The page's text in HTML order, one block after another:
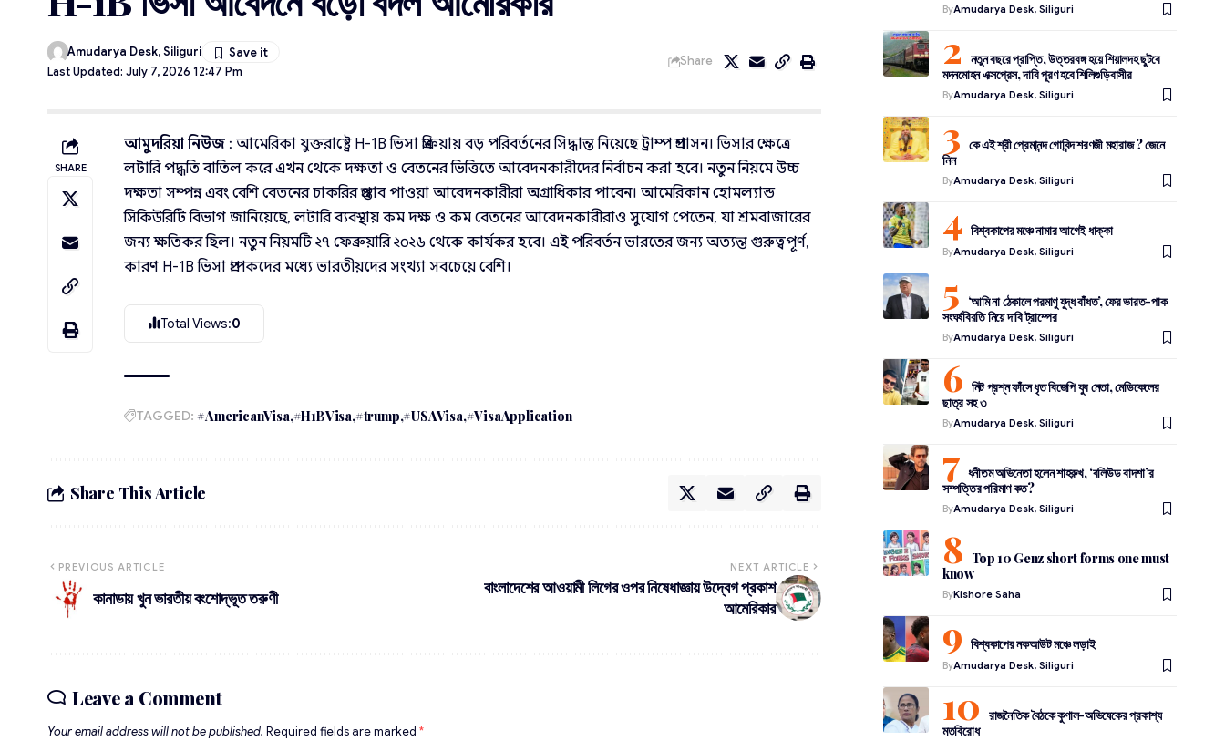
Last Updated: July 7, 2026 12:47 Pm
Amudarya Desk, Siliguri
Share
SHARE
আমুদরিয়া নিউজ : আমেরিকা যুক্তরাষ্ট্রে H-1B ভিসা প্রক্রিয়ায় বড় পরিবর্তনের সিদ্ধান্ত নিয়েছে ট্রাম্প প্রশাসন। ভিসার ক্ষেত্রে
লটারি পদ্ধতি বাতিল করে এখন থেকে দক্ষতা ও বেতনের ভিত্তিতে আবেদনকারীদের নির্বাচন করা হবে। নতুন নিয়মে উচ্চ
দক্ষতা সম্পন্ন এবং বেশি বেতনের চাকরির প্রস্তাব পাওয়া আবেদনকারীরা অগ্রাধিকার পাবেন। আমেরিকান হোমল্যান্ড
সিকিউরিটি বিভাগ জানিয়েছে, লটারি ব্যবস্থায় কম দক্ষ ও কম বেতনের আবেদনকারীরাও সুযোগ পেতেন, যা শ্রমবাজারের
জন্য ক্ষতিকর ছিল। নতুন নিয়মটি ২৭ ফেব্রুয়ারি ২০২৬ থেকে কার্যকর হবে। এই পরিবর্তন ভারতের জন্য অত্যন্ত গুরুত্বপূর্ণ,
কারণ H-1B ভিসা প্রাপকদের মধ্যে ভারতীয়দের সংখ্যা সবচেয়ে বেশি।
Total Views:0
TAGGED: #AmericanVisa #H1BVisa #trump #USAVisa #VisaApplication
Share This Article
PREVIOUS ARTICLE
কানাডায় খুন ভারতীয় বংশোদ্ভূত তরুণী
NEXT ARTICLE
বাংলাদেশের আওয়ামী লিগের ওপর নিষেধাজ্ঞায় উদ্বেগ প্রকাশ
আমেরিকার
Leave a Comment
Your email address will not be published. Required fields are marked *
ByAmudarya Desk, Siliguri
নতুন বছরে প্রাপ্তি, উত্তরবঙ্গ হয়ে শিয়ালদহ ছুটবে
মদনমোহন এক্সপ্রেস, দাবি পূরণ হবে শিলিগুড়িবাসীর
ByAmudarya Desk, Siliguri
কে এই শ্রী প্রেমানন্দ গোবিন্দ শরণজী মহারাজ ? জেনে
নিন
ByAmudarya Desk, Siliguri
বিশ্বকাপের মঞ্চে নামার আগেই ধাক্কা
ByAmudarya Desk, Siliguri
‘আমি না ঠেকালে পরমাণু যুদ্ধ বাঁধত’, ফের ভারত-পাক
সংঘর্ষবিরতি নিয়ে দাবি ট্রাম্পের
ByAmudarya Desk, Siliguri
নিট প্রশ্ন ফাঁসে ধৃত বিজেপি যুব নেতা, মেডিকেলের
ছাত্র সহ ৩
ByAmudarya Desk, Siliguri
ধনীতম অভিনেতা হলেন শাহরুখ, ‘বলিউড বাদশা’র
সম্পত্তির পরিমাণ কত?
ByAmudarya Desk, Siliguri
Top 10 Genz short forms one must
know
ByKishore Saha
বিশ্বকাপের নকআউট মঞ্চে লড়াই
ByAmudarya Desk, Siliguri
রাজনৈতিক বৈঠকে কুণাল-অভিষেকের প্রকাশ্য
মতবিরোধ